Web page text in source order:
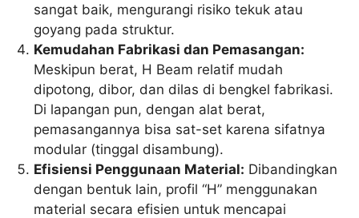
sangat baik, mengurangi risiko tekuk atau
goyang pada struktur.
Kemudahan Fabrikasi dan Pemasangan:
Meskipun berat, H Beam relatif mudah
dipotong, dibor, dan dilas di bengkel fabrikasi.
Di lapangan pun, dengan alat berat,
pemasangannya bisa sat-set karena sifatnya
modular (tinggal disambung).
Efisiensi Penggunaan Material: Dibandingkan
dengan bentuk lain, profil “H” menggunakan
material secara efisien untuk mencapai